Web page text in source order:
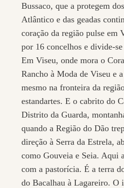
Bussaco, que a protegem
Atlântico e das geadas
coração da região pulse em
por 16 concelhos e divide-
Em Viseu, onde mora o
Rancho à Moda de Viseu e
mesmo na fronteira da
estandartes. E o cabrito do
Distrito da Guarda,
quando a Região do Dão
direção à Serra da Estrela,
como Gouveia e Seia. Aqui
com a pastorícia. É a terra
do Bacalhau à Lagareiro. O